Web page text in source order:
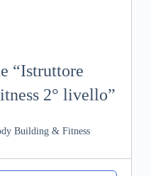
“Istruttore
2° livello”
Building & Fitness